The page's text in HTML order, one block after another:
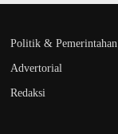
Politik & Pemerintahan
Advertorial
Redaksi